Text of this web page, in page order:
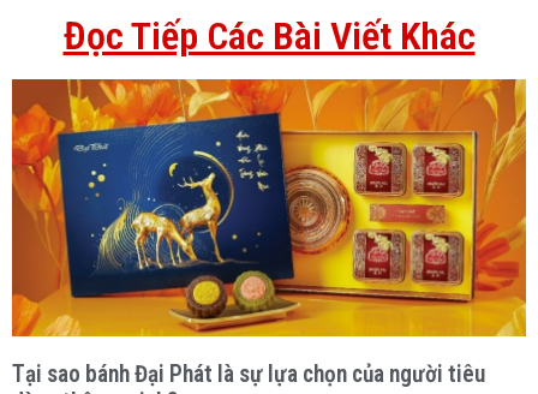
Đọc Tiếp Các Bài Viết Khác
Tại sao bánh Đại Phát là sự lựa chọn của người tiêu